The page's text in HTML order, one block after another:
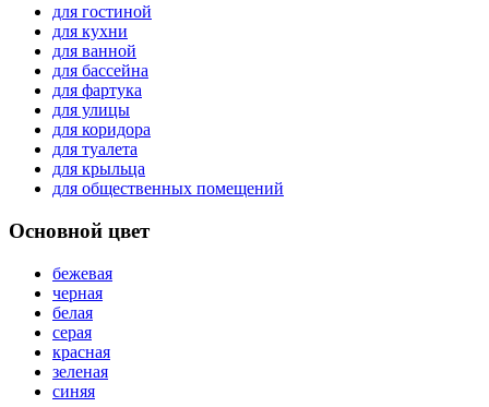
для гостиной
для кухни
для ванной
для бассейна
для фартука
для улицы
для коридора
для туалета
для крыльца
для общественных помещений
Основной цвет
бежевая
черная
белая
серая
красная
зеленая
синяя